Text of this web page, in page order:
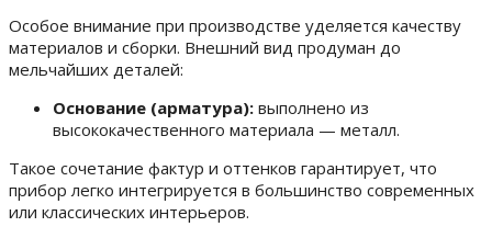
Особое внимание при производстве уделяется качеству
материалов и сборки. Внешний вид продуман до
мельчайших деталей:
Основание (арматура): выполнено из
высококачественного материала — металл.
Такое сочетание фактур и оттенков гарантирует, что
прибор легко интегрируется в большинство современных
или классических интерьеров.